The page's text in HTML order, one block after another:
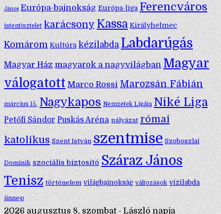
János Európa-bajnokság Európa-liga Ferencváros
istentisztelet karácsonyKassa Királyhelmec
Komárom Kultúra kézilabda Labdarúgás
Magyar Ház magyarok a nagyvilágban Magyar
válogatott Marco Rossi Marozsán Fábián
március 15. Nagykapos Nemzetek Ligája Niké Liga
Petőfi Sándor Puskás Aréna pályázat római
katolikus Szent István szentmise Szoboszlai
Dominik szociális biztosító Száraz János
Tenisz történelem világbajnokság változások vízilabda
ünnep
2026 augusztus 8, szombat - László napja